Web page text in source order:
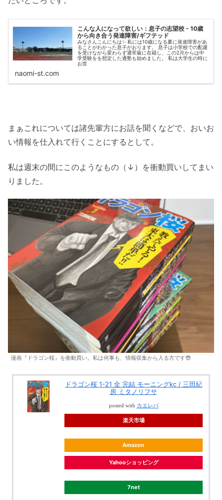
こんな人になって欲しい：息子の志望校 - 10歳
から向き合う発達障害/ギフテッド
みなさんこんにちは✨ 私には10歳になる夏に発達障害があ
ることがわかった息子がおります。 息子は小学校での配慮
を受けながら変わらず通常級に在籍し、この2月からは中
学受験をを想定した通塾も始めました。 私は大学生の時に
お世
naomi-st.com
まぁこれについては諸先輩方にお話を聞くなどで、おいお
い情報を仕入れて行くことにするとして。
私は週末の間にこのようなもの（↓）を衝動買いしてまい
りました。
漫画『ドラゴン桜』を衝動買い。私は何事も、情報収集から入る方です😎
ドラゴン桜 1-21 全 完結 モーニングkc / 三田紀
房 ミタノリフサ
posted with カエレバ
楽天市場
Amazon
Yahooショッピング
7net